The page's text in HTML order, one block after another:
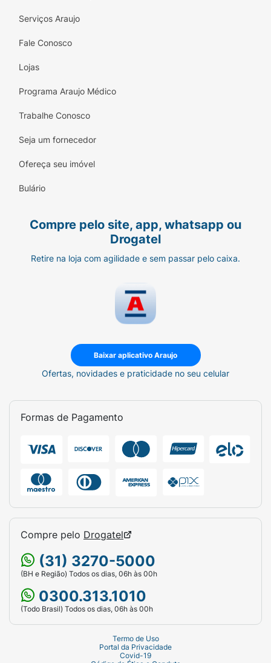
Serviços Araujo
Fale Conosco
Lojas
Programa Araujo Médico
Trabalhe Conosco
Seja um fornecedor
Ofereça seu imóvel
Bulário
Compre pelo site, app, whatsapp ou
Drogatel
Retire na loja com agilidade e sem passar pelo caixa.
Baixar aplicativo Araujo
Ofertas, novidades e praticidade no seu celular
Formas de Pagamento
Compre pelo Drogatel
(31) 3270-5000
(BH e Região) Todos os dias, 06h às 00h
0300.313.1010
(Todo Brasil) Todos os dias, 06h às 00h
Termo de Uso
Portal da Privacidade
Covid-19